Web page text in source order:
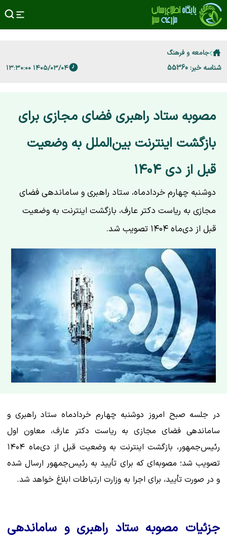
جامعه و فرهنگ
شناسه خبر: 55360 ۱۴۰۵/۰۳/۰۴ ۱۳:۳۰:۰۰
مصوبه ستاد راهبری فضای مجازی برای
بازگشت اینترنت بین‌الملل به وضعیت
قبل از دی ۱۴۰۴
دوشنبه چهارم خردادماه، ستاد راهبری و ساماندهی فضای
مجازی به ریاست دکتر عارف، بازگشت اینترنت به وضعیت
قبل از دی‌ماه ۱۴۰۴ تصویب شد.
در جلسه صبح امروز دوشنبه چهارم خردادماه ستاد راهبری و
ساماندهی فضای مجازی به ریاست دکتر عارف، معاون اول
رئیس‌جمهور، بازگشت اینترنت به وضعیت قبل از دی‌ماه ۱۴۰۴
تصویب شد؛ مصوبه‌ای که برای تأیید به رئیس‌جمهور ارسال شده
و در صورت تأیید، برای اجرا به وزارت ارتباطات ابلاغ خواهد شد.
جزئیات مصوبه ستاد راهبری و ساماندهی